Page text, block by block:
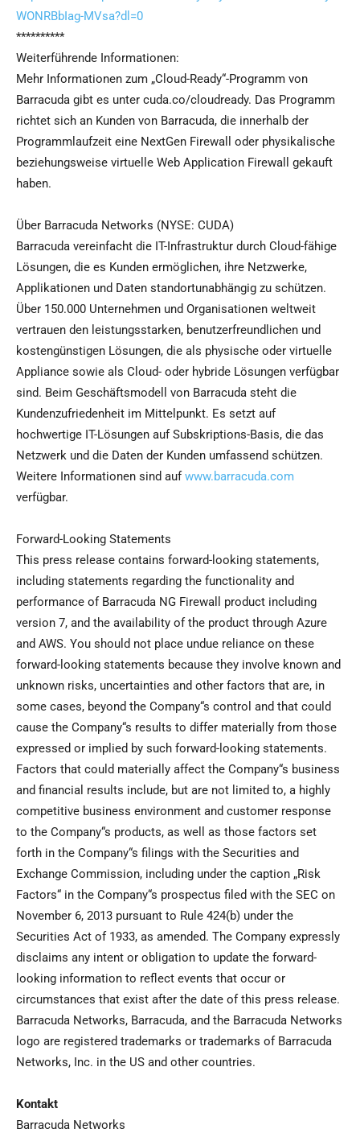
WONRBbIag-MVsa?dl=0
**********
Weiterführende Informationen:
Mehr Informationen zum „Cloud-Ready“-Programm von
Barracuda gibt es unter cuda.co/cloudready. Das Programm
richtet sich an Kunden von Barracuda, die innerhalb der
Programmlaufzeit eine NextGen Firewall oder physikalische
beziehungsweise virtuelle Web Application Firewall gekauft
haben.
Über Barracuda Networks (NYSE: CUDA)
Barracuda vereinfacht die IT-Infrastruktur durch Cloud-fähige
Lösungen, die es Kunden ermöglichen, ihre Netzwerke,
Applikationen und Daten standortunabhängig zu schützen.
Über 150.000 Unternehmen und Organisationen weltweit
vertrauen den leistungsstarken, benutzerfreundlichen und
kostengünstigen Lösungen, die als physische oder virtuelle
Appliance sowie als Cloud- oder hybride Lösungen verfügbar
sind. Beim Geschäftsmodell von Barracuda steht die
Kundenzufriedenheit im Mittelpunkt. Es setzt auf
hochwertige IT-Lösungen auf Subskriptions-Basis, die das
Netzwerk und die Daten der Kunden umfassend schützen.
Weitere Informationen sind aufwww.barracuda.com
verfügbar.
Forward-Looking Statements
This press release contains forward-looking statements,
including statements regarding the functionality and
performance of Barracuda NG Firewall product including
version 7, and the availability of the product through Azure
and AWS. You should not place undue reliance on these
forward-looking statements because they involve known and
unknown risks, uncertainties and other factors that are, in
some cases, beyond the Company“s control and that could
cause the Company“s results to differ materially from those
expressed or implied by such forward-looking statements.
Factors that could materially affect the Company“s business
and financial results include, but are not limited to, a highly
competitive business environment and customer response
to the Company“s products, as well as those factors set
forth in the Company“s filings with the Securities and
Exchange Commission, including under the caption „Risk
Factors“ in the Company“s prospectus filed with the SEC on
November 6, 2013 pursuant to Rule 424(b) under the
Securities Act of 1933, as amended. The Company expressly
disclaims any intent or obligation to update the forward-
looking information to reflect events that occur or
circumstances that exist after the date of this press release.
Barracuda Networks, Barracuda, and the Barracuda Networks
logo are registered trademarks or trademarks of Barracuda
Networks, Inc. in the US and other countries.
Kontakt
Barracuda Networks